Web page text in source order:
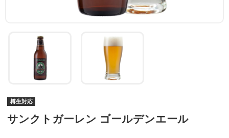
樽生対応
サンクトガーレン ゴールデンエール